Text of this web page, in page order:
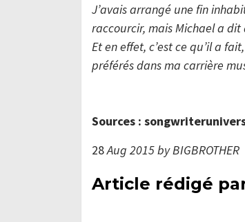
J’avais arrangé une fin
raccourcir, mais Michael a
Et en effet, c’est ce qu’il a
préférés dans ma carrière
Sources :
28Aug 2015 by BIGBROTHER
Article rédigé